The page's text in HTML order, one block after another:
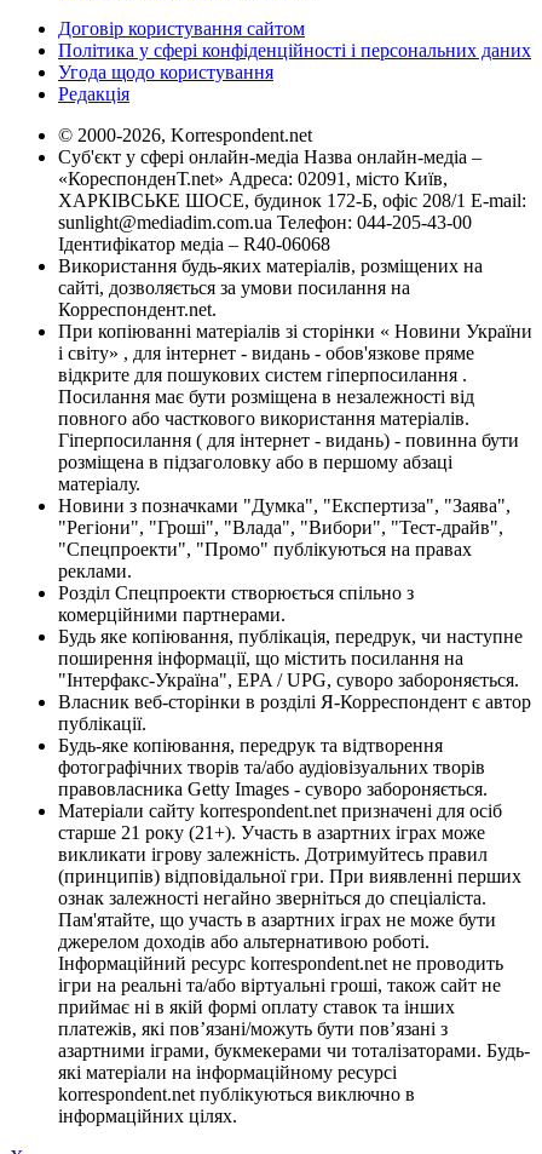
Договір користування сайтом
Політика у сфері конфіденційності і персональних даних
Угода щодо користування
Редакція
© 2000-2026, Korrespondent.net
Суб'єкт у сфері онлайн-медіа Назва онлайн-медіа –
«КореспонденТ.net» Адреса: 02091, місто Київ,
ХАРКІВСЬКЕ ШОСЕ, будинок 172-Б, офіс 208/1 E-mail:
sunlight@mediadim.com.ua Телефон: 044-205-43-00
Ідентифікатор медіа – R40-06068
Використання будь-яких матеріалів, розміщених на
сайті, дозволяється за умови посилання на
Корреспондент.net.
При копіюванні матеріалів зі сторінки « Новини України
і світу» , для інтернет - видань - обов'язкове пряме
відкрите для пошукових систем гіперпосилання .
Посилання має бути розміщена в незалежності від
повного або часткового використання матеріалів.
Гіперпосилання ( для інтернет - видань) - повинна бути
розміщена в підзаголовку або в першому абзаці
матеріалу.
Новини з позначками "Думка", "Експертиза", "Заява",
"Регіони", "Гроші", "Влада", "Вибори", "Тест-драйв",
"Спецпроекти", "Промо" публікуються на правах
реклами.
Розділ Спецпроекти створюється спільно з
комерційними партнерами.
Будь яке копіювання, публікація, передрук, чи наступне
поширення інформації, що містить посилання на
"Інтерфакс-Україна", EPA / UPG, суворо забороняється.
Власник веб-сторінки в розділі Я-Корреспондент є автор
публікації.
Будь-яке копіювання, передрук та відтворення
фотографічних творів та/або аудіовізуальних творів
правовласника Getty Images - суворо забороняється.
Матеріали сайту korrespondent.net призначені для осіб
старше 21 року (21+). Участь в азартних іграх може
викликати ігрову залежність. Дотримуйтесь правил
(принципів) відповідальної гри. При виявленні перших
ознак залежності негайно зверніться до спеціаліста.
Пам'ятайте, що участь в азартних іграх не може бути
джерелом доходів або альтернативою роботі.
Інформаційний ресурс korrespondent.net не проводить
ігри на реальні та/або віртуальні гроші, також сайт не
приймає ні в якій формі оплату ставок та інших
платежів, які пов’язані/можуть бути пов’язані з
азартними іграми, букмекерами чи тоталізаторами. Будь-
які матеріали на інформаційному ресурсі
korrespondent.net публікуються виключно в
інформаційних цілях.